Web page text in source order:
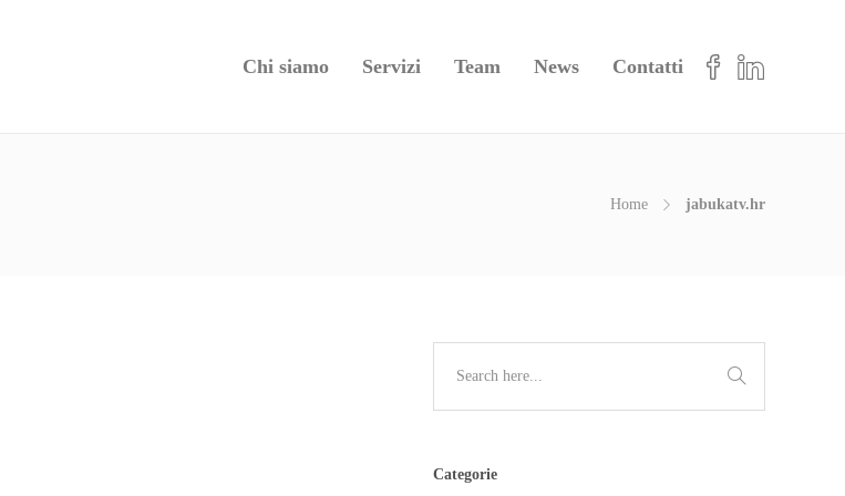
Chi siamo Servizi Team News Contatti
Home jabukatv.hr
Categorie